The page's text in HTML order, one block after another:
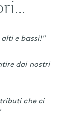
e bassi!"
dai nostri
che ci